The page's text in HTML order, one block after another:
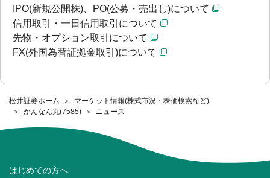
松井証券ホーム
マーケット情報(株式市況・株価検索など)
かんなん丸(7585)
ニュース
IPO(新規公開株)、PO(公募・売出し)について
信用取引・一日信用取引について
先物・オプション取引について
FX(外国為替証拠金取引)について
はじめての方へ